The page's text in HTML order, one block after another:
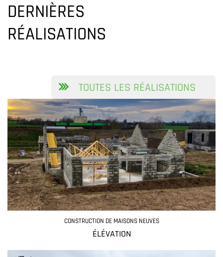
DERNIÈRES
RÉALISATIONS
TOUTES LES RÉALISATIONS
CONSTRUCTION DE MAISONS NEUVES
ÉLÉVATION